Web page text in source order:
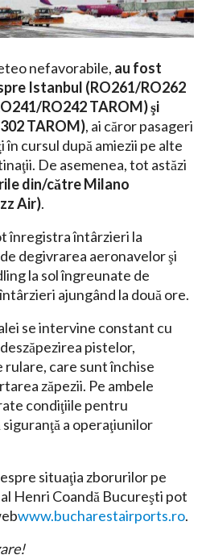
nefavorabile, au fost
Istanbul (RO261/RO262
RO242 TAROM) şi
TAROM), ai căror pasageri
în cursul după amiezii pe alte
De asemenea, tot astăzi
din/către Milano
Air).
înregistra întârzieri la
degivrarea aeronavelor şi
la sol îngreunate de
ajungând la două ore.
se intervine constant cu
pistelor,
care sunt închise
zăpezii. Pe ambele
condiţiile pentru
a operaţiunilor
situaţia zborurilor pe
Henri Coandă Bucureşti pot
www.bucharestairports.ro.